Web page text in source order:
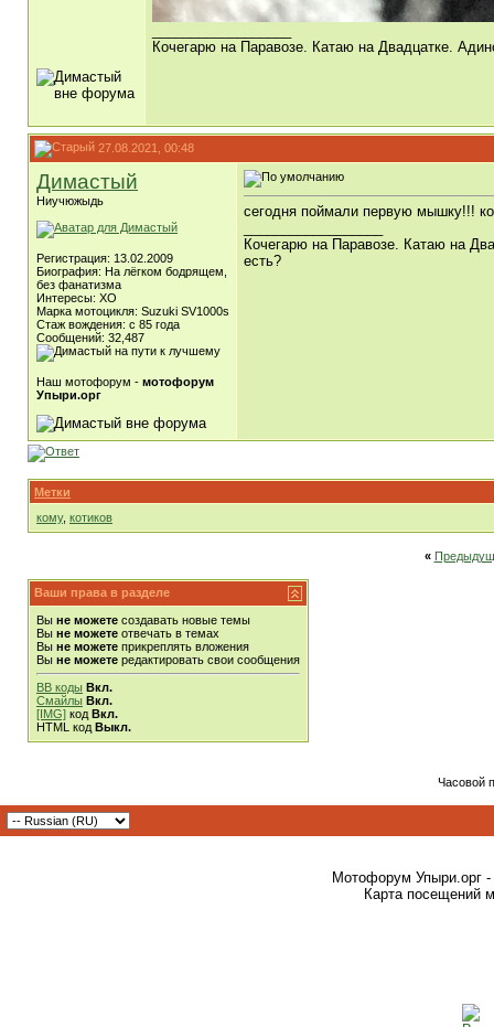
Кочегарю на Паравозе. Катаю на Двадцатке.
27.08.2021, 00:48
Димастый
Ниучюжыдь
Регистрация: 13.02.2009
Биография: На лёгком бодрящем,
без фанатизма
Интересы: ХО
Марка мотоцикля: Suzuki SV1000s
Стаж вождения: с 85 года
Сообщений: 32,487
Наш мотофорум - мотофорум
Упыри.орг
сегодня поймали первую мышку!!!
Кочегарю на Паравозе. Катаю на
есть?
Метки
кому, котиков
«
Ваши права в разделе
Вы не можете создавать новые темы
Вы не можете отвечать в темах
Вы не можете прикреплять вложения
Вы не можете редактировать свои сообщения
BB коды Вкл.
Смайлы Вкл.
[IMG] код Вкл.
HTML код Выкл.
Часовой
Мотофорум Упыри.орг -
Карта посещений